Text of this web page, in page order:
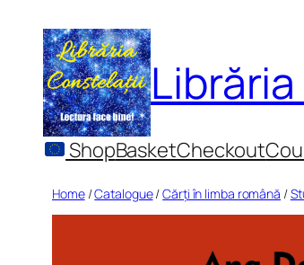
content
ShopBasketCheckout
Home/Catalogue/Cărți în limba română /